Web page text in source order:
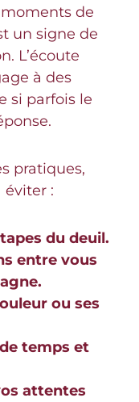
de
un signe de
L’écoute
à des
si parfois le
pratiques,
éviter :
du deuil.
entre vous
ou ses
temps et
attentes